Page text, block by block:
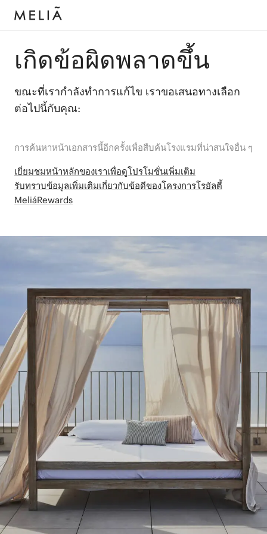
เกิดข้อผิดพลาดขึ้น
ขณะที่เรากำลังทำการแก้ไข เราขอเสนอทางเลือก
ต่อไปนี้กับคุณ:
การค้นหาหน้าเอกสารนี้อีกครั้งเพื่อสืบค้นโรงแรมที่น่าสนใจอื่น ๆ
เยี่ยมชมหน้าหลักของเราเพื่อดูโปรโมชั่นเพิ่มเติม
รับทราบข้อมูลเพิ่มเติมเกี่ยวกับข้อดีของโครงการโรยัลตี้
MeliáRewards